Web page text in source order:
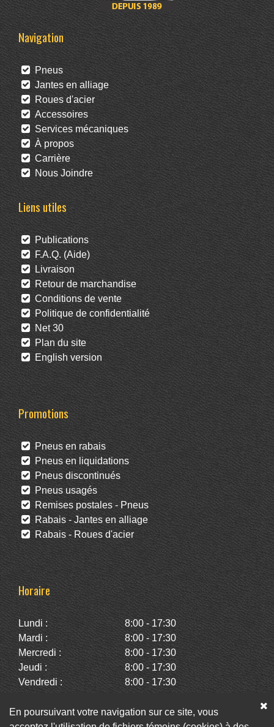
Navigation
Pneus
Jantes en alliage
Roues d'acier
Accessoires
Services mécaniques
À propos
Carrière
Nous Joindre
Liens utiles
Publications
F.A.Q. (Aide)
Livraison
Retour de marchandise
Conditions de vente
Politique de confidentialité
Net 30
Plan du site
English version
Promotions
Pneus en rabais
Pneus en liquidations
Pneus discontinués
Pneus usagés
Remises postales - Pneus
Rabais - Jantes en alliage
Rabais - Roues d'acier
Horaire
Lundi :
8:00 - 17:30
Mardi :
8:00 - 17:30
Mercredi :
8:00 - 17:30
Jeudi :
8:00 - 17:30
Vendredi :
8:00 - 17:30
Dimanche :
Fermé
En poursuivant votre navigation sur ce site, vous